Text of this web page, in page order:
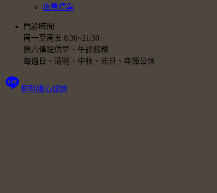
收費標準
門診時間
周一至周五 8:30~21:30
週六僅提供早、午診服務
每週日、清明、中秋、元旦、年節公休
即時暖心諮詢